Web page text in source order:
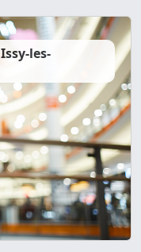
les-